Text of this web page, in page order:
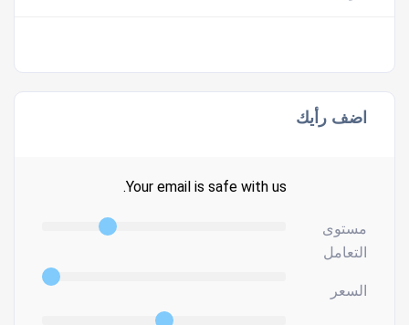
اضف رأيك
Your email is safe with us.
مستوى
التعامل
السعر